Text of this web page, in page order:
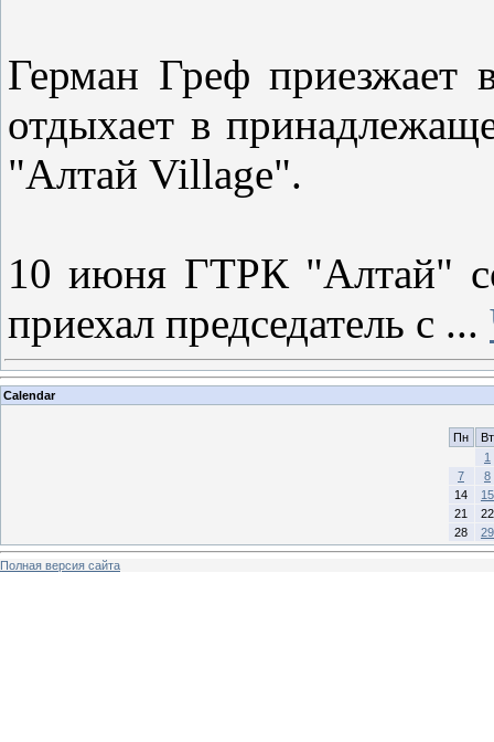
Герман Греф
отдыхает в
"Алтай Village".
10 июня ГТРК "Алтай"
приехал председатель с ...
Calendar
Пн
Вт
1
7
8
14
15
21
22
28
29
Полная версия сайта